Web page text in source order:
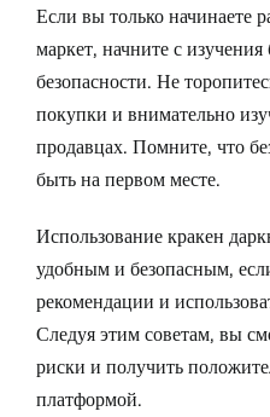
Если вы только начинаете
маркет, начните с
безопасности. Не
покупки и внимательно
продавцах. Помните, что
быть на первом месте.
Использование кракен
удобным и безопасным,
рекомендации и
Следуя этим советам, вы
риски и получить
платформой.